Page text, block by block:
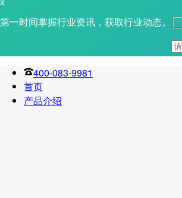
X
第一时间掌握行业资讯，获取行业动态。
400-083-9981
首页
产品介绍